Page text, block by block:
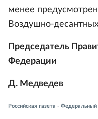
менее
Воздушно-
Председатель
Федерации
Д. Медведев
Российская газета -